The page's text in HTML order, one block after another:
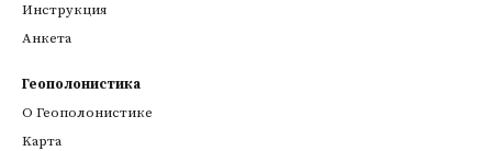
Инструкция
Анкета
Геополонистика
О Геополонистике
Kарта